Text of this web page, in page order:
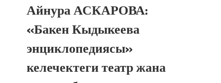
Айнура АСКАРОВА:
«Бакен Кыдыкеева
энциклопедиясы»
келечектеги театр жана